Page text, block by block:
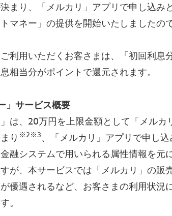
まり、「メルカリ」アプリで申し込み
マネー」の提供を開始いたしましたの
利用いただくお客さまは、「初回利息
相当分がポイントで還元されます。
」サービス概要
は、20万円を上限金額として「メル
り ※2※3、「メルカリ」アプリで申し
融システムで用いられる属性情報を元
が、本サービスでは「メルカリ」の販
優遇されるなど、お客さまの利用状況
。